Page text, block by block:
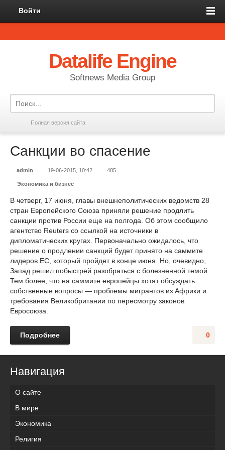
Войти
Datalife Engine
Softnews Media Group
Полная версия сайта
Санкции во спасение
admin 19-06-2015, 10:42 485
Экономика и бизнес
В четверг, 17 июня, главы внешнеполитических ведомств 28
стран Европейского Союза приняли решение продлить
санкции против России еще на полгода. Об этом сообщило
агентство Reuters со ссылкой на источники в
дипломатических кругах. Первоначально ожидалось, что
решение о продлении санкций будет принято на саммите
лидеров ЕС, который пройдет в конце июня. Но, очевидно,
Запад решил побыстрей разобраться с болезненной темой.
Тем более, что на саммите европейцы хотят обсуждать
собственные вопросы — проблемы мигрантов из Африки и
требования Великобритании по пересмотру законов
Евросоюза.
0
Подробнее
Навигация
О сайте
В мире
Экономика
Религия